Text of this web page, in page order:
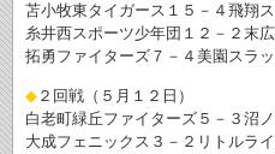
苫小牧東タイガース１５－４飛翔
糸井西スポーツ少年団１２－２末
拓勇ファイターズ７－４美園スラ
◆ ２回戦（５月１２日）
白老町緑丘ファイターズ５－３沼
大成フェニックス３－２リトルラ